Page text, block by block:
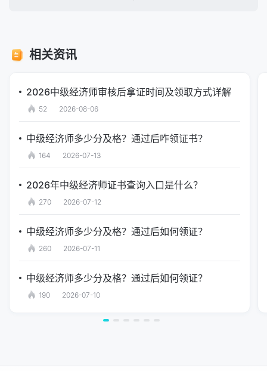
相关资讯
2026中级经济师审核后拿证时间及领取方式详解
52 2026-08-06
中级经济师多少分及格？通过后咋领证书？
164 2026-07-13
2026年中级经济师证书查询入口是什么？
270 2026-07-12
中级经济师多少分及格？通过后如何领证？
260 2026-07-11
中级经济师多少分及格？通过后如何领证？
190 2026-07-10